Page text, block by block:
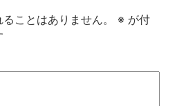
ことはありません。 ※ が付